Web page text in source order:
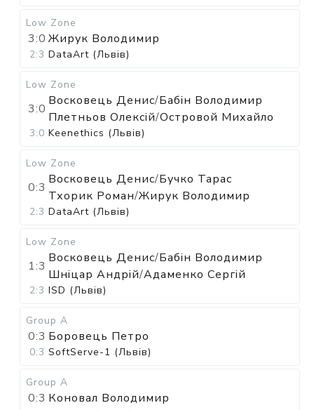
Low Zone
3:0 Жирук Володимир
2:3 DataArt (Львів)
Low Zone
3:0
Восковець Денис/Бабін Володимир
Плетньов Олексій/Островой Михайло
3:0 Keenethics (Львів)
Low Zone
0:3
Восковець Денис/Бучко Тарас
Тхорик Роман/Жирук Володимир
2:3 DataArt (Львів)
Low Zone
1:3
Восковець Денис/Бабін Володимир
Шніцар Андрій/Адаменко Сергій
2:3 ISD (Львів)
Group A
0:3 Боровець Петро
0:3 SoftServe-1 (Львів)
Group A
0:3 Коновал Володимир